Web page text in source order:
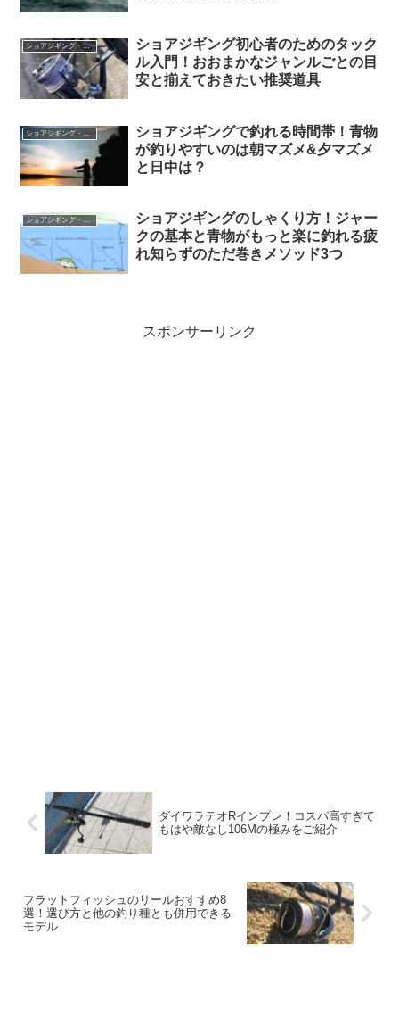
ショアジギング・キャスティング
ショアジギング初心者のためのタック
ル入門！おおまかなジャンルごとの目
安と揃えておきたい推奨道具
ショアジギングで釣れる時間帯！青物
が釣りやすいのは朝マズメ&夕マズメ
と日中は？
ショアジギング・キャスティング
ショアジギングのしゃくり方！ジャー
クの基本と青物がもっと楽に釣れる疲
れ知らずのただ巻きメソッド3つ
スポンサーリンク
ダイワラテオRインプレ！コスパ高すぎて
もはや敵なし106Mの極みをご紹介
フラットフィッシュのリールおすすめ8
選！選び方と他の釣り種とも併用できる
モデル